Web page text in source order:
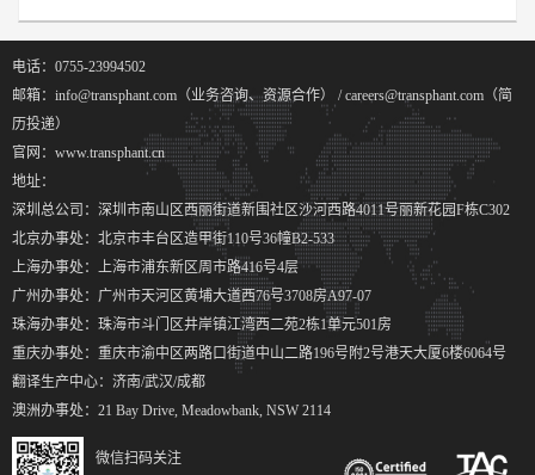
电话：0755-23994502
邮箱：info@transphant.com（业务咨询、资源合作） / careers@transphant.com（简
历投递）
官网：www.transphant.cn
地址：
深圳总公司：深圳市南山区西丽街道新围社区沙河西路4011号丽新花园F栋C302
北京办事处：北京市丰台区造甲街110号36幢B2-533
上海办事处：上海市浦东新区周市路416号4层
广州办事处：广州市天河区黄埔大道西76号3708房A97-07
珠海办事处：珠海市斗门区井岸镇江湾西二苑2栋1单元501房
重庆办事处：重庆市渝中区两路口街道中山二路196号附2号港天大厦6楼6064号
翻译生产中心：济南/武汉/成都
澳洲办事处：21 Bay Drive, Meadowbank, NSW 2114
微信扫码关注